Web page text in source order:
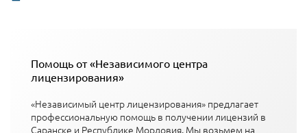
Помощь от «Независимого центра
лицензирования»
«Независимый центр лицензирования» предлагает
профессиональную помощь в получении лицензий в
Саранске и Республике Мордовия. Мы возьмем на